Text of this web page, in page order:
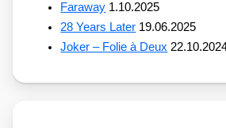
Faraway 1.10.2025
28 Years Later 19.06.2025
Joker – Folie à Deux